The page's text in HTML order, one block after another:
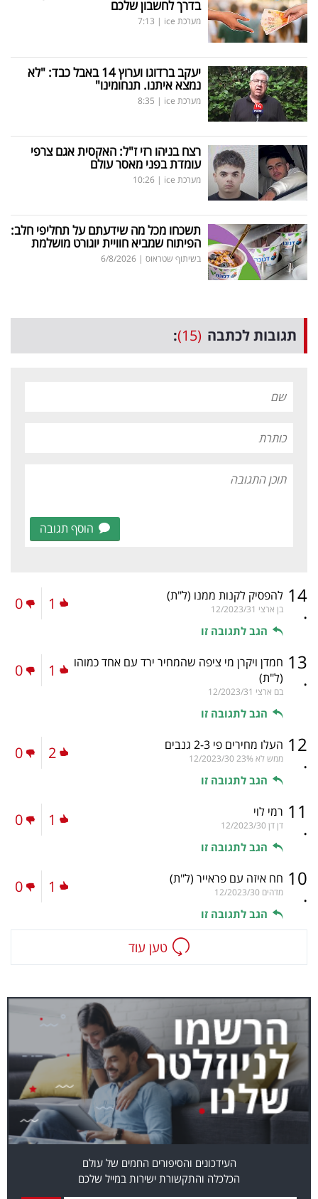
בדרך לחשבון שלכם
מערכת ice |
7:13
יעקב ברדוגו וערוץ 14 באבל כבד: "לא
נמצא איתנו. תנחומינו"
מערכת ice |
8:35
רצח בניהו רזי ז"ל: האקסית אגם צרפי
עומדת בפני מאסר עולם
מערכת ice |
10:26
תשכחו מכל מה שידעתם על תחליפי חלב:
הפיתוח שמביא חוויית יוגורט מושלמת
בשיתוף שטראוס |
6/8/2026
תגובות לכתבה (15)
:
הוסף תגובה
14
.
להפסיק לקנות ממנו (ל"ת)
בן ארצי 12/2023/31
הגב לתגובה זו
1
0
13
.
חמדן ויקרן מי ציפה שהמחיר ירד עם אחד כמוהו
(ל"ת)
בם ארצי 12/2023/31
הגב לתגובה זו
1
0
12
.
העלו מחירים פי 2-3 גנבים
ממש לא 23% 12/2023/30
הגב לתגובה זו
2
0
11
.
רמי לוי
דן דן 12/2023/30
הגב לתגובה זו
1
0
10
.
חח איזה עם פראייר (ל"ת)
מדהים 12/2023/30
הגב לתגובה זו
1
0
טען עוד
העידכונים והסיפורים החמים של עולם
הכלכלה והתקשורת ישירות במייל שלכם